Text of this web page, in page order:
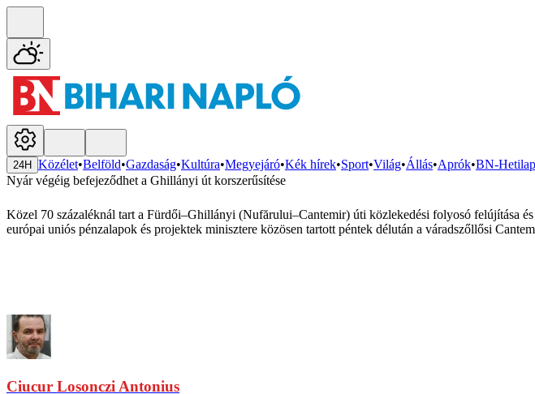
24H Közélet•Belföld•Gazdaság•Kultúra•Megyejáró•Kék hírek•Sport•Világ•Állás•Aprók•BN-Hetilap
Nyár végéig befejeződhet a Ghillányi út korszerűsítése
Közel 70 százaléknál tart a Fürdői–Ghillányi (Nufărului–Cantemir) úti közlekedési folyosó felújítása
európai uniós pénzalapok és projektek minisztere közösen tartott péntek délután a váradszőllősi
Ciucur Losonczi Antonius